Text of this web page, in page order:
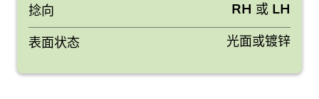
捻向 RH 或 LH
表面状态 光面或镀锌